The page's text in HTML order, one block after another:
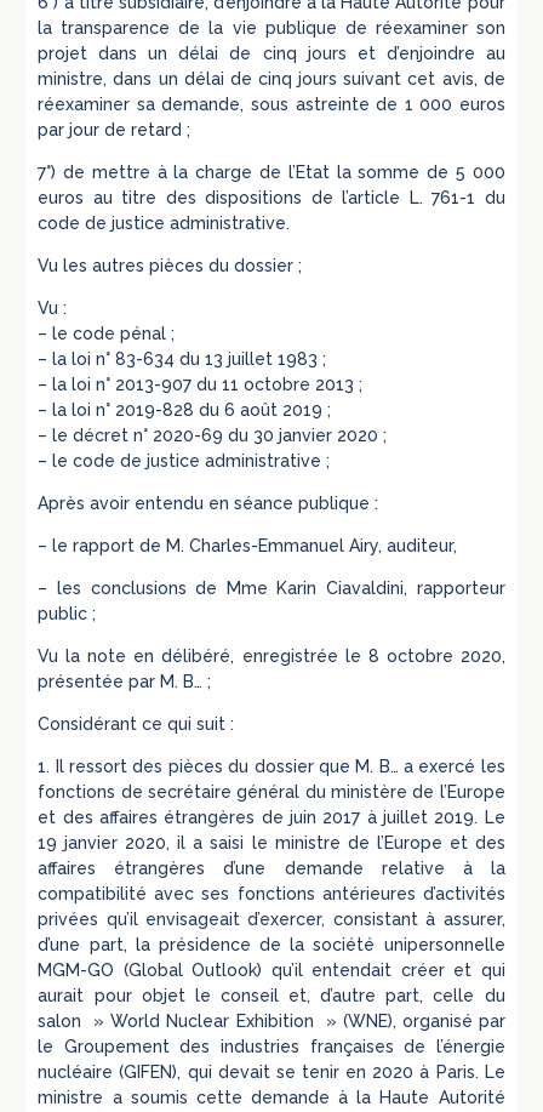
la transparence de la vie publique de réexaminer son
projet dans un délai de cinq jours et d’enjoindre au
ministre, dans un délai de cinq jours suivant cet avis, de
réexaminer sa demande, sous astreinte de 1 000 euros
par jour de retard ;
7°) de mettre à la charge de l’Etat la somme de 5 000
euros au titre des dispositions de l’article L. 761-1 du
code de justice administrative.
Vu les autres pièces du dossier ;
Vu :
– le code pénal ;
– la loi n° 83-634 du 13 juillet 1983 ;
– la loi n° 2013-907 du 11 octobre 2013 ;
– la loi n° 2019-828 du 6 août 2019 ;
– le décret n° 2020-69 du 30 janvier 2020 ;
– le code de justice administrative ;
Après avoir entendu en séance publique :
– le rapport de M. Charles-Emmanuel Airy, auditeur,
– les conclusions de Mme Karin Ciavaldini, rapporteur
public ;
Vu la note en délibéré, enregistrée le 8 octobre 2020,
présentée par M. B… ;
Considérant ce qui suit :
1. Il ressort des pièces du dossier que M. B… a exercé les
fonctions de secrétaire général du ministère de l’Europe
et des affaires étrangères de juin 2017 à juillet 2019. Le
19 janvier 2020, il a saisi le ministre de l’Europe et des
affaires étrangères d’une demande relative à la
compatibilité avec ses fonctions antérieures d’activités
privées qu’il envisageait d’exercer, consistant à assurer,
d’une part, la présidence de la société unipersonnelle
MGM-GO (Global Outlook) qu’il entendait créer et qui
aurait pour objet le conseil et, d’autre part, celle du
salon » World Nuclear Exhibition » (WNE), organisé par
le Groupement des industries françaises de l’énergie
nucléaire (GIFEN), qui devait se tenir en 2020 à Paris. Le
ministre a soumis cette demande à la Haute Autorité